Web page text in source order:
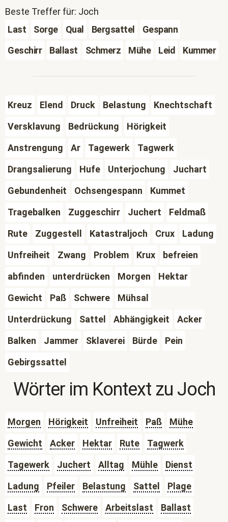
Beste Treffer für: Joch
Last
Sorge Qual Bergsattel
Gespann
Geschirr
Ballast Schmerz Mühe Leid Kummer
Kreuz Elend Druck Belastung
Knechtschaft
Versklavung
Bedrückung
Hörigkeit
Anstrengung
Ar Tagewerk
Tagwerk
Drangsalierung
Hufe Unterjochung
Juchart
Gebundenheit
Ochsengespann
Kummet
Tragebalken
Zuggeschirr Juchert
Feldmaß
Rute
Zuggestell Katastraljoch Crux
Ladung
Unfreiheit
Zwang Problem Krux
befreien
abfinden
unterdrücken Morgen
Hektar
Gewicht
Paß Schwere
Mühsal
Unterdrückung
Sattel Abhängigkeit
Acker
Balken
Jammer Sklaverei Bürde
Pein
Gebirgssattel
Wörter im Kontext zu Joch
Morgen Hörigkeit Unfreiheit Paß
Mühe
Gewicht
Acker Hektar Rute
Tagwerk
Tagewerk
Juchert Alltag Mühle
Dienst
Ladung
Pfeiler Belastung Sattel
Plage
Last
Fron Schwere Arbeitslast Ballast